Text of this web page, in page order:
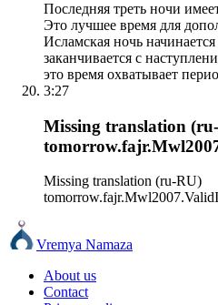
Последняя треть ночи
Это лучшее время для
Исламская ночь
заканчивается с
это время охватывает
3:27
Missing translation
Missing translation (ru-RU)
Vremya Namaza
About us
Contact